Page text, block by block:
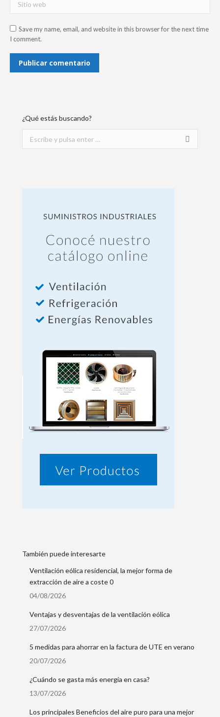
Save my name, email, and website in this browser for the next time
I comment.
Publicar comentario
¿Qué estás buscando?
También puede interesarte
Ventilación eólica residencial, la mejor forma de
extracción de aire a coste 0
04/08/2026
Ventajas y desventajas de la ventilación eólica
27/07/2026
5 medidas para ahorrar en la factura de UTE en verano
20/07/2026
¿Cuándo se gasta más energía en casa?
13/07/2026
Los principales Beneficios del aire puro para una mejor